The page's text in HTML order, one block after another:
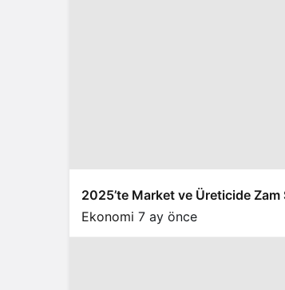
2025’te Market ve Üreticide
Ekonomi 7 ay önce